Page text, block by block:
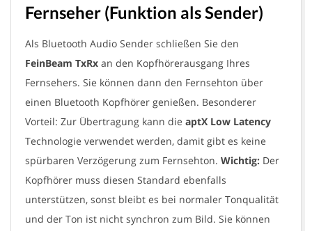
Fernseher (Funktion als Sender)
Als Bluetooth Audio Sender schließen Sie den
FeinBeam TxRx an den Kopfhörerausgang Ihres
Fernsehers. Sie können dann den Fernsehton über
einen Bluetooth Kopfhörer genießen. Besonderer
Vorteil: Zur Übertragung kann die aptX Low Latency
Technologie verwendet werden, damit gibt es keine
spürbaren Verzögerung zum Fernsehton. Wichtig: Der
Kopfhörer muss diesen Standard ebenfalls
unterstützen, sonst bleibt es bei normaler Tonqualität
und der Ton ist nicht synchron zum Bild. Sie können